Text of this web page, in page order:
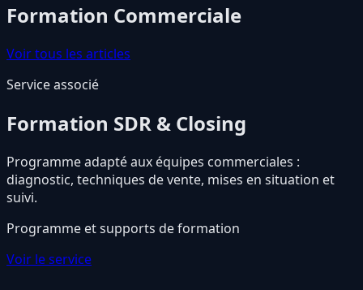
Formation Commerciale
Voir tous les articles
Service associé
Formation SDR & Closing
Programme adapté aux équipes commerciales :
diagnostic, techniques de vente, mises en situation et
suivi.
Programme et supports de formation
Voir le service